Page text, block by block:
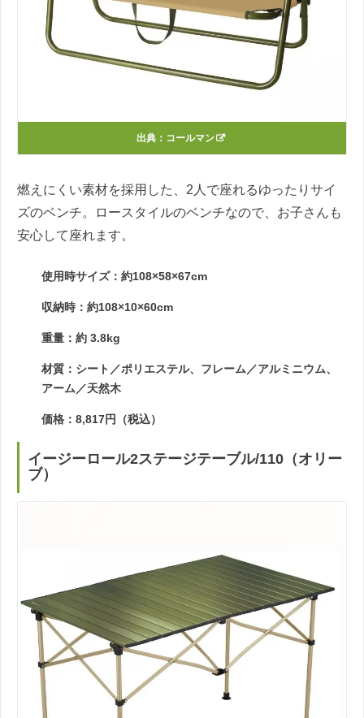
出典： コールマン
燃えにくい素材を採用した、2人で座れるゆったりサイ
ズのベンチ。ロースタイルのベンチなので、お子さんも
安心して座れます。
使用時サイズ：約108×58×67cm
収納時：約108×10×60cm
重量：約 3.8kg
材質：シート／ポリエステル、フレーム／アルミニウム、
アーム／天然木
価格：8,817円（税込）
イージーロール2ステージテーブル/110（オリー
ブ）